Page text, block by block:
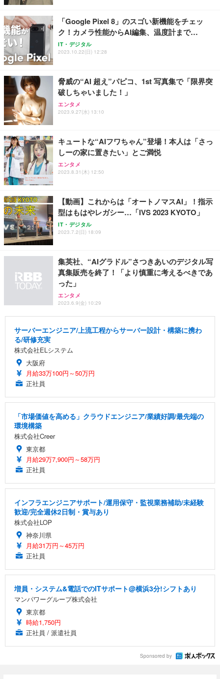
務用 おしゃれ パソコンチェア (ホワイト)
ANDWINT オフィスチェア デスクチェア 肘なし メ
ッシュ 通気性 ランバーサポート付き 腰サポート ガ
ス圧無段階昇降 360度回転 キャスター付き コンパク
【MiniLED/24.5inch/280Hz/FHD】GRAPHT THE S
HOOTER Gaming Monitor 24” Essential ゲーミン
グモニター QD 24.5インチ 1ms FHD 量子ドット 残
アイリスオーヤマ ペットシーツ 超厚型 お徳用 レギ
ュラー 200枚入【Amazon.co.jp限定】
「Google Pixel 8」のスゴい新機能をチェッ
ク！カメラ性能からAI編集、温度計まで…
IT・デジタル
2023.10.22(日) 12:28
脅威の“AI 超え”パピコ、1st 写真集で「限界突
破しちゃいました！」
エンタメ
2023.9.27(水) 13:10
キュートな“AIフワちゃん”登場！本人は「さっ
しーの家に置きたい」とご満悦
エンタメ
2023.8.31(木) 12:50
【動画】これからは「オートノマスAI」！指示
型はもはやレガシー…「IVS 2023 KYOTO」
IT・デジタル
2023.7.2(日) 18:09
集英社、“AIグラドル”さつきあいのデジタル写
真集販売を終了！「より慎重に考えるべきであ
った」
エンタメ
2023.6.9(金) 10:29
サーバーエンジニア/上流工程からサーバー設計・構築に携わ
る/研修充実
株式会社ELシステム
大阪府
月給33万100円～50万円
正社員
「市場価値を高める」クラウドエンジニア/業績好調/最先端の
環境構築
株式会社Creer
東京都
月給29万7,900円～58万円
正社員
インフラエンジニアサポート/運用保守・監視業務補助/未経験
歓迎/完全週休2日制・賞与あり
株式会社LOP
神奈川県
月給31万円～45万円
正社員
増員・システム&電話でのITサポート@横浜3分!シフトあり
マンパワーグループ株式会社
東京都
時給1,750円
正社員 / 派遣社員
Sponsored by